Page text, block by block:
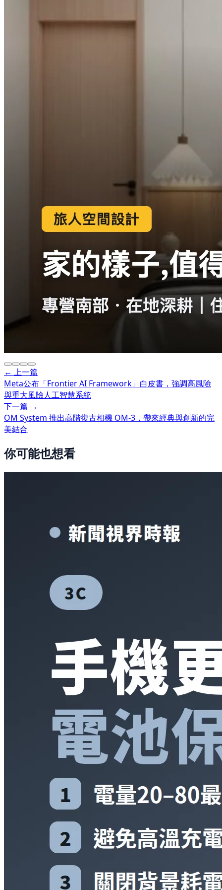
← 上一篇
Meta公布「Frontier AI Framework」白皮書，強調高風險
與重大風險人工智慧系統
下一篇 →
OM System 推出高階復古相機 OM-3，帶來經典與創新的完
美結合
你可能也想看